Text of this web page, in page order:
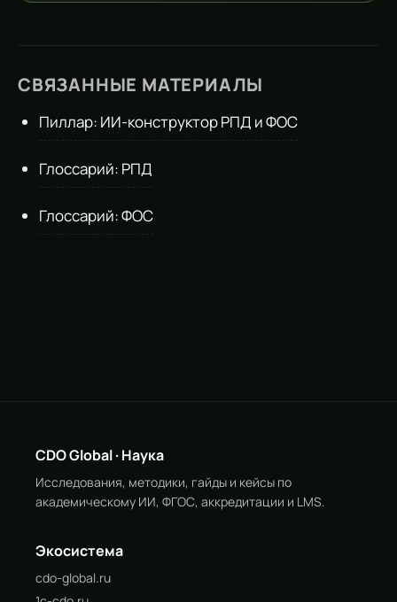
СВЯЗАННЫЕ МАТЕРИАЛЫ
Пиллар: ИИ-конструктор РПД и ФОС
Глоссарий: РПД
Глоссарий: ФОС
CDO Global · Наука
Исследования, методики, гайды и кейсы по
академическому ИИ, ФГОС, аккредитации и LMS.
Экосистема
cdo-global.ru